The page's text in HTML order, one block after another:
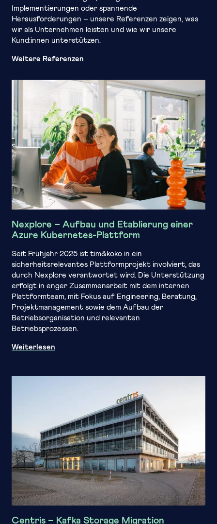
Implementierungen oder spannende
Herausforderungen – unsere Referenzen zeigen, was
wir als Unternehmen leisten und wie wir unsere
Kund:innen unterstützen.
Weitere Referenzen
Nexplore – Aufbau und Etablierung einer
Azure Kubernetes-Plattform
Seit Frühjahr 2025 ist tim&koko in ein
sicherheitsrelevantes Plattformprojekt involviert, das
durch Nexplore verantwortet wird. Die Unterstützung
erfolgt in enger Zusammenarbeit mit dem internen
Plattformteam, mit Fokus auf Engineering, Beratung,
Projektmanagement sowie dem Aufbau der
Betriebsorganisation und relevanten
Betriebsprozessen.
Weiterlesen
Centris – Kafka Storage Migration